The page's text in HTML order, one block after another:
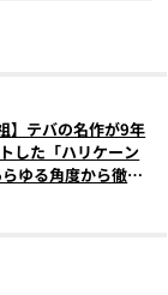
】テバの名作が9年
した「ハリケーン
ゆる角度から徹底